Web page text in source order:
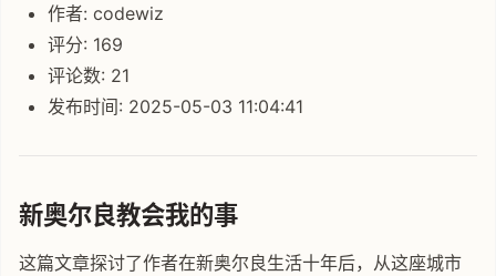
作者: codewiz
评分: 169
评论数: 21
发布时间: 2025-05-03 11:04:41
新奥尔良教会我的事
这篇文章探讨了作者在新奥尔良生活十年后，从这座城市